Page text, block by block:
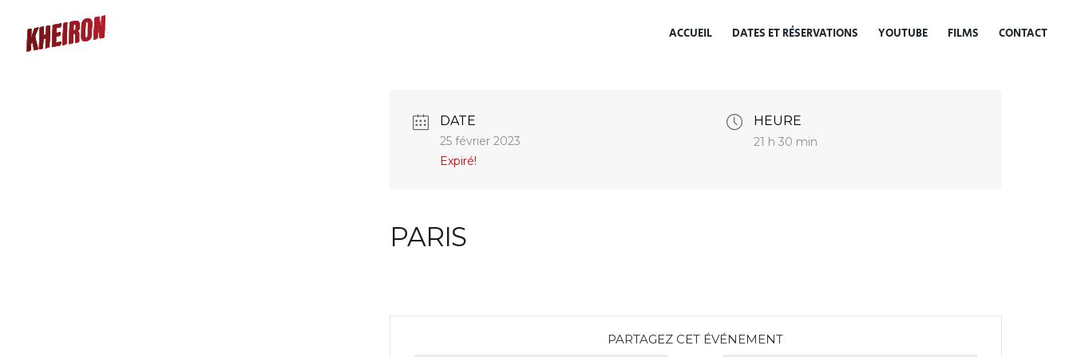
ACCUEIL DATES ET RÉSERVATIONS YOUTUBE FILMS CONTACT
DATE
25 février 2023
Expiré!
HEURE
21 h 30 min
PARIS
PARTAGEZ CET ÉVÉNEMENT